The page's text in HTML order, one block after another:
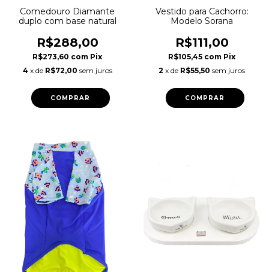
Comedouro Diamante
duplo com base natural
R$288,00
R$273,60 com Pix
4 x de R$72,00 sem juros
COMPRAR
Vestido para Cachorro:
Modelo Sorana
R$111,00
R$105,45 com Pix
2 x de R$55,50 sem juros
COMPRAR